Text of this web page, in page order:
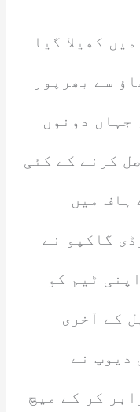
کھیلا گیا
سے بھرپور
جہاں دونوں
کرنے کے کئی
ہاف میں
گاکپو نے
ٹیم کو
کے آخری
دیوپ نے
کر کے میچ